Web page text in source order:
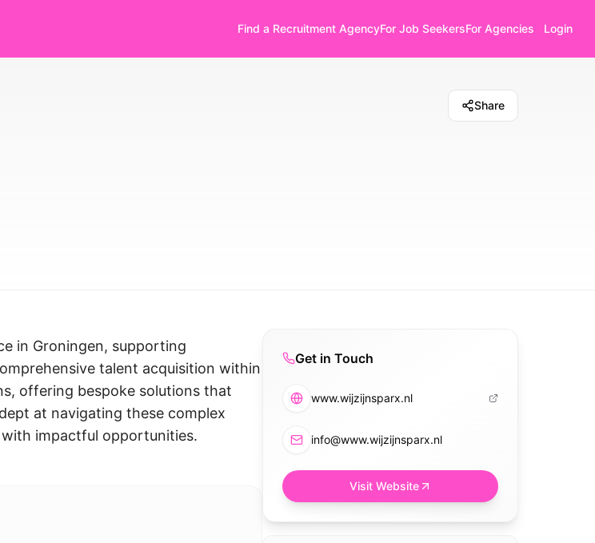
Find a Recruitment AgencyFor Job SeekersFor Agencies Login
Share
in Groningen, supporting
talent acquisition within
offering bespoke solutions that
at navigating these complex
impactful opportunities.
Get in Touch
www.wijzijnsparx.nl
info@www.wijzijnsparx.nl
Visit Website